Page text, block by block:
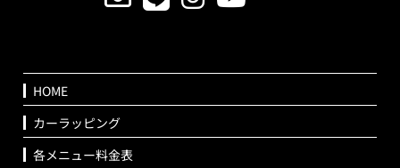
HOME
カーラッピング
各メニュー料金表